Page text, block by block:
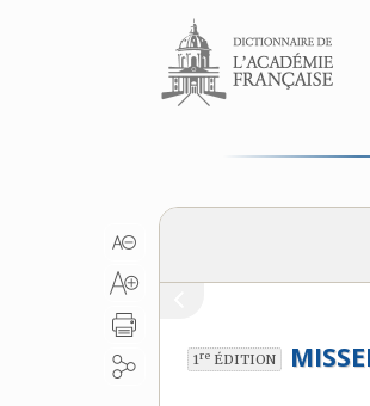
Aller au contenu
1re ÉDITION